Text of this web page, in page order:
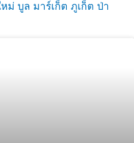
ม่ บูล มาร์เก็ต ภูเก็ต ป่า